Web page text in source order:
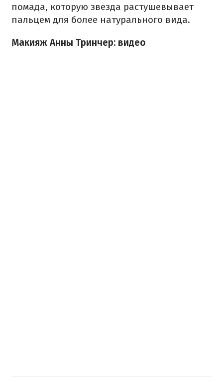
помада, которую звезда растушевывает
пальцем для более натурального вида.
Макияж Анны Тринчер: видео